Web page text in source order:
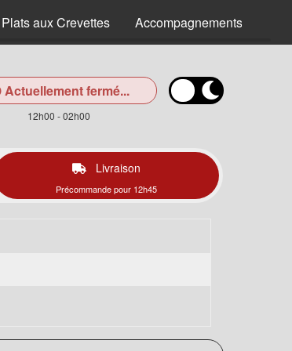
Plats aux Crevettes Accompagnements
Actuellement fermé...
12h00 - 02h00
Livraison
Précommande pour 12h45